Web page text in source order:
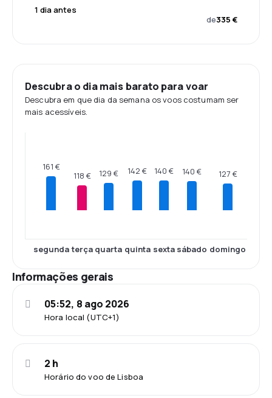
1 dia antes
de335 €
Descubra o dia mais barato para voar
Descubra em que dia da semana os voos costumam ser
mais acessíveis.
161 €
segunda
118 €
terça
129 €
quarta
142 €
quinta
140 €
sexta
140 €
sábado
127 €
domingo
Informações gerais
Hora local (UTC+1)
05:52, 8 ago 2026
Horário do voo de Lisboa
2 h